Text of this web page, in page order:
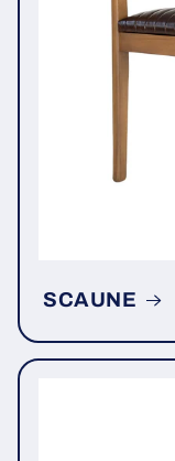
SCAUNE